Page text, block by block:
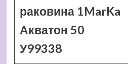
раковина 1MarKa
Акватон 50
У99338